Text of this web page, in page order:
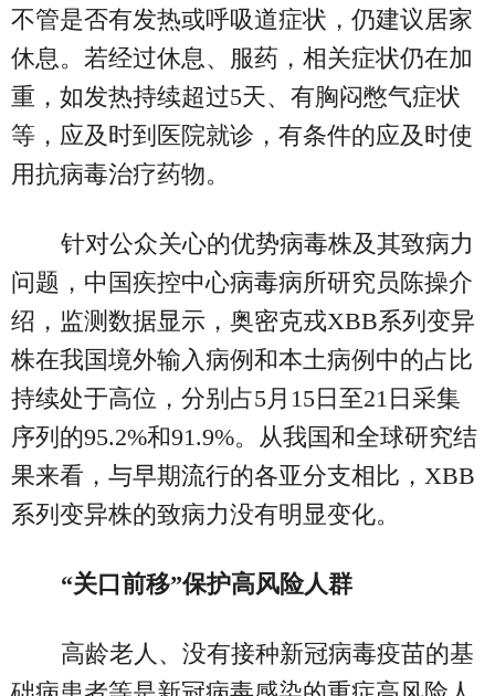
不管是否有发热或呼吸道症状，仍建议居家
休息。若经过休息、服药，相关症状仍在加
重，如发热持续超过5天、有胸闷憋气症状
等，应及时到医院就诊，有条件的应及时使
用抗病毒治疗药物。
针对公众关心的优势病毒株及其致病力
问题，中国疾控中心病毒病所研究员陈操介
绍，监测数据显示，奥密克戎XBB系列变异
株在我国境外输入病例和本土病例中的占比
持续处于高位，分别占5月15日至21日采集
序列的95.2%和91.9%。从我国和全球研究结
果来看，与早期流行的各亚分支相比，XBB
系列变异株的致病力没有明显变化。
“关口前移”保护高风险人群
高龄老人、没有接种新冠病毒疫苗的基